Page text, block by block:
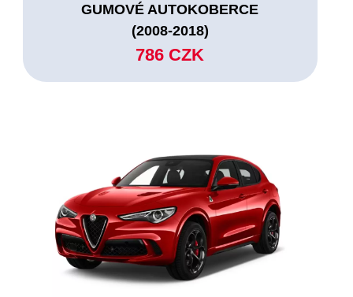
GUMOVÉ AUTOKOBERCE
(2008-2018)
786 CZK